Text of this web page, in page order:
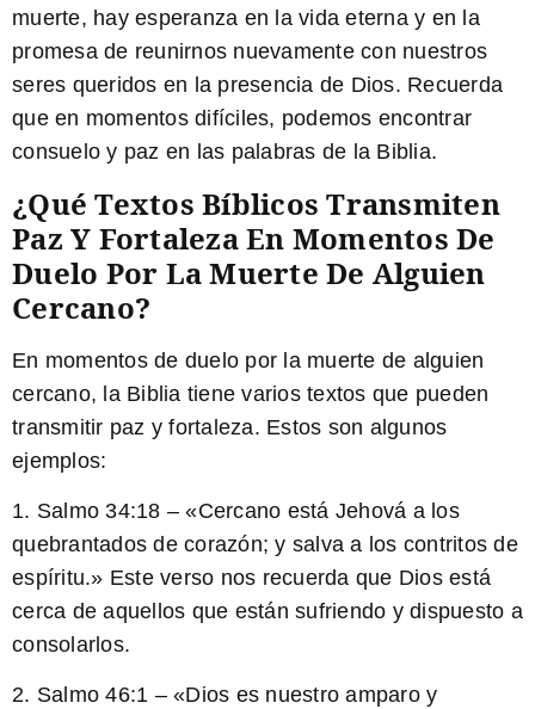
muerte, hay esperanza en la vida eterna y en la
promesa de reunirnos nuevamente con nuestros
seres queridos en la presencia de Dios. Recuerda
que en momentos difíciles, podemos encontrar
consuelo y paz en las palabras de la Biblia.
¿Qué Textos Bíblicos Transmiten
Paz Y Fortaleza En Momentos De
Duelo Por La Muerte De Alguien
Cercano?
En momentos de duelo por la muerte de alguien
cercano, la Biblia tiene varios textos que pueden
transmitir paz y fortaleza. Estos son algunos
ejemplos:
1. Salmo 34:18 – «Cercano está Jehová a los
quebrantados de corazón; y salva a los contritos de
espíritu.» Este verso nos recuerda que Dios está
cerca de aquellos que están sufriendo y dispuesto a
consolarlos.
2. Salmo 46:1 – «Dios es nuestro amparo y